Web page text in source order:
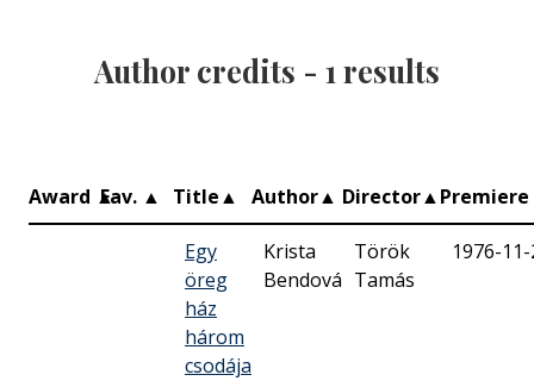
Author credits - 1 results
Award ▲
Fav. ▲ Title▲ Author▲ Director▲Premiere
Egy
öreg
ház
három
csodája
Krista
Bendová
Török
Tamás
1976-